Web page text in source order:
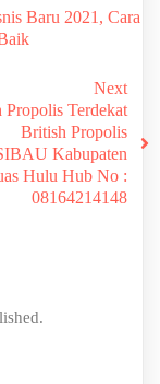
Baru 2021, Cara
Next
Propolis Terdekat
British Propolis
Kabupaten
Hulu Hub No :
08164214148